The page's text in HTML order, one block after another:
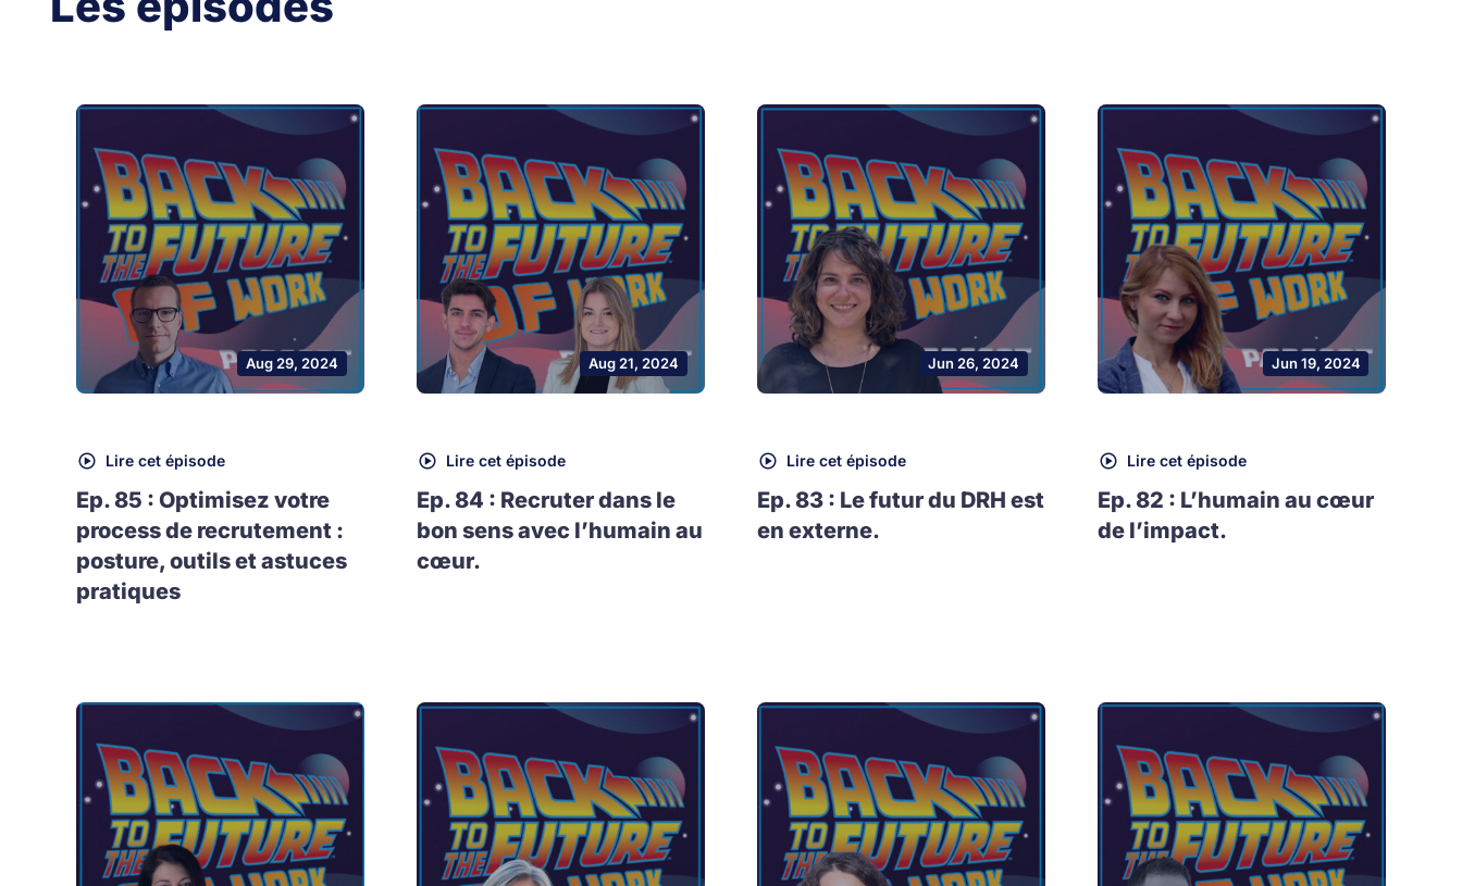
Aug 29, 2024
Lire cet épisode
Ep. 85 : Optimisez votre
process de recrutement :
posture, outils et astuces
pratiques
Aug 21, 2024
Lire cet épisode
Ep. 84 : Recruter dans le
bon sens avec l’humain au
cœur.
Jun 26, 2024
Lire cet épisode
Ep. 83 : Le futur du DRH est
en externe.
Jun 19, 2024
Lire cet épisode
Ep. 82 : L’humain au cœur
de l’impact.